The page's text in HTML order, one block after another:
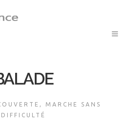
MARCHE SANS
DIFFICULTÉ